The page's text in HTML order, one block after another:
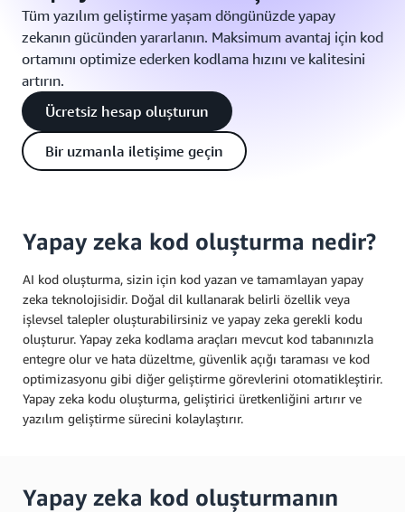
Tüm yazılım geliştirme yaşam döngünüzde yapay
zekanın gücünden yararlanın. Maksimum avantaj için kod
ortamını optimize ederken kodlama hızını ve kalitesini
artırın.
Ücretsiz hesap oluşturun
Bir uzmanla iletişime geçin
Yapay zeka kod oluşturma nedir?
AI kod oluşturma, sizin için kod yazan ve tamamlayan yapay
zeka teknolojisidir. Doğal dil kullanarak belirli özellik veya
işlevsel talepler oluşturabilirsiniz ve yapay zeka gerekli kodu
oluşturur. Yapay zeka kodlama araçları mevcut kod tabanınızla
entegre olur ve hata düzeltme, güvenlik açığı taraması ve kod
optimizasyonu gibi diğer geliştirme görevlerini otomatikleştirir.
Yapay zeka kodu oluşturma, geliştirici üretkenliğini artırır ve
yazılım geliştirme sürecini kolaylaştırır.
Yapay zeka kod oluşturmanın